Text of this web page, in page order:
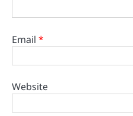
Email *
Website